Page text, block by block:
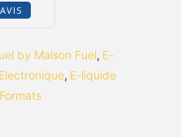
by Maison Fuel, E-
, E-liquide